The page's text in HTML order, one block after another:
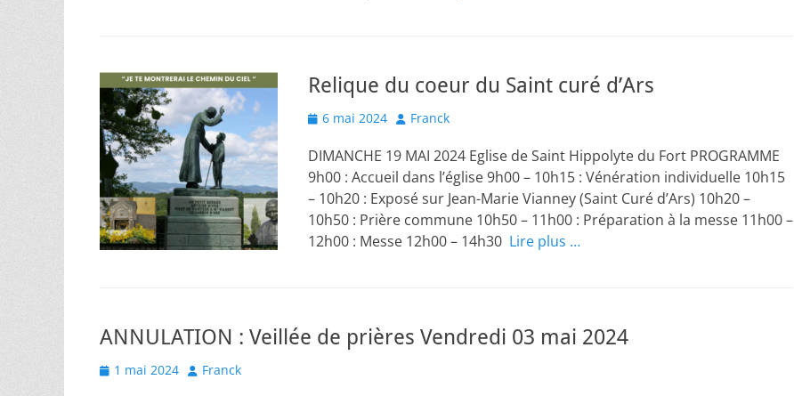
Relique du coeur du Saint curé d’Ars
Posted
6 mai 2024 Author
Franck
DIMANCHE 19 MAI 2024 Eglise de Saint Hippolyte du Fort PROGRAMME
9h00 : Accueil dans l’église 9h00 – 10h15 : Vénération individuelle 10h15
– 10h20 : Exposé sur Jean-Marie Vianney (Saint Curé d’Ars) 10h20 –
10h50 : Prière commune 10h50 – 11h00 : Préparation à la messe 11h00 –
12h00 : Messe 12h00 – 14h30 Lire plus …
ANNULATION : Veillée de prières Vendredi 03 mai 2024
Posted
1 mai 2024 Author
Franck